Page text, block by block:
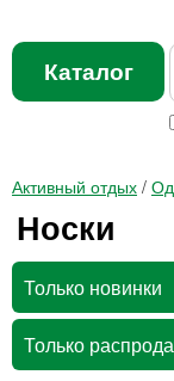
Каталог
Активный отдых /
Носки
Только новинки
Только